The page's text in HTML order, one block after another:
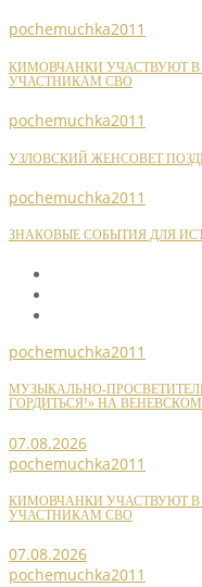
pochemuchka2011
КИМОВЧАНКИ УЧАСТВУЮТ
УЧАСТНИКАМ СВО
pochemuchka2011
УЗЛОВСКИЙ ЖЕНСОВЕТ
pochemuchka2011
ЗНАКОВЫЕ СОБЫТИЯ ДЛЯ
pochemuchka2011
МУЗЫКАЛЬНО-
ГОРДИТЬСЯ!» НА
07.08.2026
pochemuchka2011
КИМОВЧАНКИ УЧАСТВУЮТ
УЧАСТНИКАМ СВО
07.08.2026
pochemuchka2011